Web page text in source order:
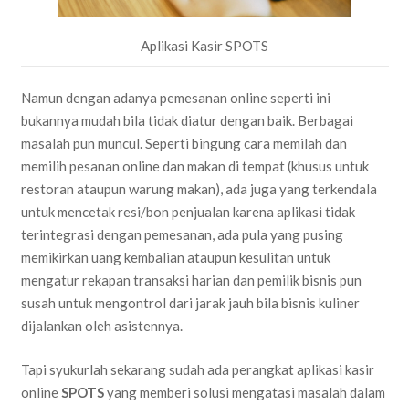
Aplikasi Kasir SPOTS
Namun dengan adanya pemesanan online seperti ini
bukannya mudah bila tidak diatur dengan baik. Berbagai
masalah pun muncul. Seperti bingung cara memilah dan
memilih pesanan online dan makan di tempat (khusus untuk
restoran ataupun warung makan), ada juga yang terkendala
untuk mencetak resi/bon penjualan karena aplikasi tidak
terintegrasi dengan pemesanan, ada pula yang pusing
memikirkan uang kembalian ataupun kesulitan untuk
mengatur rekapan transaksi harian dan pemilik bisnis pun
susah untuk mengontrol dari jarak jauh bila bisnis kuliner
dijalankan oleh asistennya.
Tapi syukurlah sekarang sudah ada perangkat aplikasi kasir
online SPOTSyang memberi solusi mengatasi masalah dalam